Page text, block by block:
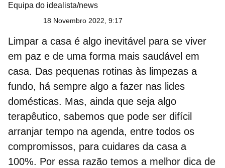
Equipa do idealista/news
18 Novembro 2022, 9:17
Limpar a casa é algo inevitável para se viver
em paz e de uma forma mais saudável em
casa. Das pequenas rotinas às limpezas a
fundo, há sempre algo a fazer nas lides
domésticas. Mas, ainda que seja algo
terapêutico, sabemos que pode ser difícil
arranjar tempo na agenda, entre todos os
compromissos, para cuidares da casa a
100%. Por essa razão temos a melhor dica de